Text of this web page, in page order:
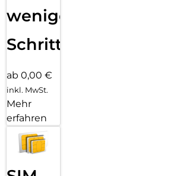
wenigen
Schritten
ab 0,00 €
inkl. MwSt.
Mehr
erfahren